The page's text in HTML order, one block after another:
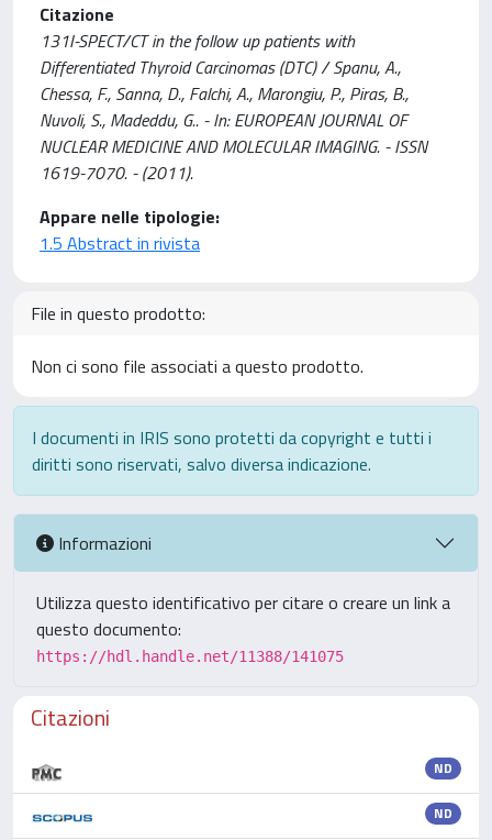
Citazione
131I-SPECT/CT in the follow up patients with
Differentiated Thyroid Carcinomas (DTC) / Spanu, A.,
Chessa, F., Sanna, D., Falchi, A., Marongiu, P., Piras, B.,
Nuvoli, S., Madeddu, G.. - In: EUROPEAN JOURNAL OF
NUCLEAR MEDICINE AND MOLECULAR IMAGING. - ISSN
1619-7070. - (2011).
Appare nelle tipologie:
1.5 Abstract in rivista
File in questo prodotto:
Non ci sono file associati a questo prodotto.
I documenti in IRIS sono protetti da copyright e tutti i
diritti sono riservati, salvo diversa indicazione.
Informazioni
Utilizza questo identificativo per citare o creare un link a
questo documento:
https://hdl.handle.net/11388/141075
Citazioni
ND
ND